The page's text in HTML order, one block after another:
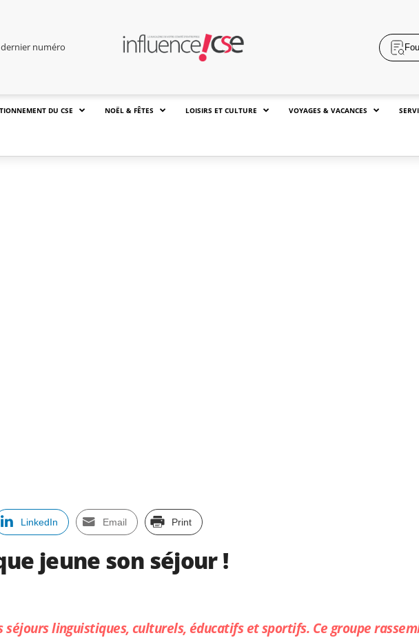
numéro
DU CSE NOËL & FÊTES LOISIRS ET CULTURE VOYAGES & VACANCES
LinkedIn Email Print
jeune son séjour !
séjours linguistiques, culturels, éducatifs et sportifs. Ce groupe